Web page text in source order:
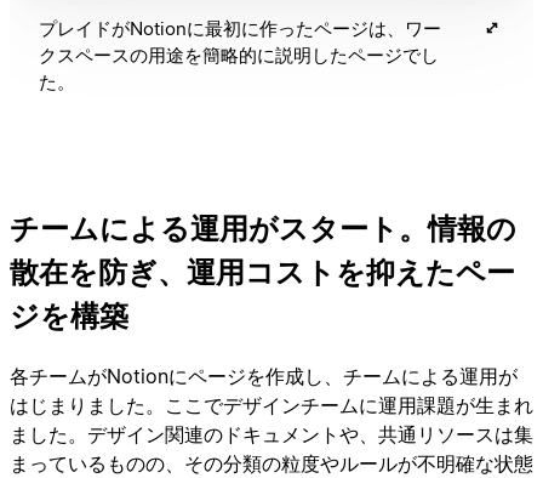
プレイドがNotionに最初に作ったページは、ワー
クスペースの用途を簡略的に説明したページでし
た。
チームによる運用がスタート。情報の
散在を防ぎ、運用コストを抑えたペー
ジを構築
各チームがNotionにページを作成し、チームによる運用が
はじまりました。ここでデザインチームに運用課題が生まれ
ました。デザイン関連のドキュメントや、共通リソースは集
まっているものの、その分類の粒度やルールが不明確な状態